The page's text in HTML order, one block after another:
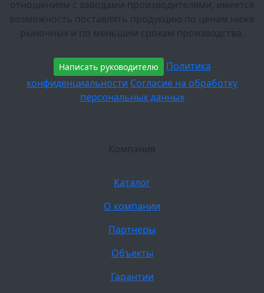
отношениям с заводами-производителями, имеется
возможность поставлять продукцию по ценам ниже
рыночных и по меньшим срокам производства.
Написать руководителю
Политика
конфиденциальности Согласие на обработку
персональных данных
Компания
Каталог
О компании
Партнеры
Объекты
Гарантии